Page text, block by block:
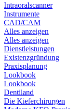
Intraoralscanner
Instrumente
CAD/CAM
Alles anzeigen
Alles anzeigen
Dienstleistungen
Existenzgründung
Praxisplanung
Lookbook
Lookbook
Dentiland
Die Kieferchirurgen